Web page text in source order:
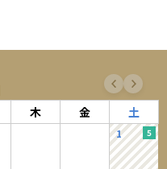
木 金 土
1